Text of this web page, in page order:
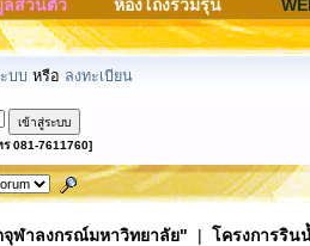
ลส่วนตัว ห้องโถงรวมรุ่น
บบ หรือ ลงทะเบียน
081-7611760]
ฬาลงกรณ์มหาวิทยาลัย" | โครงการริน